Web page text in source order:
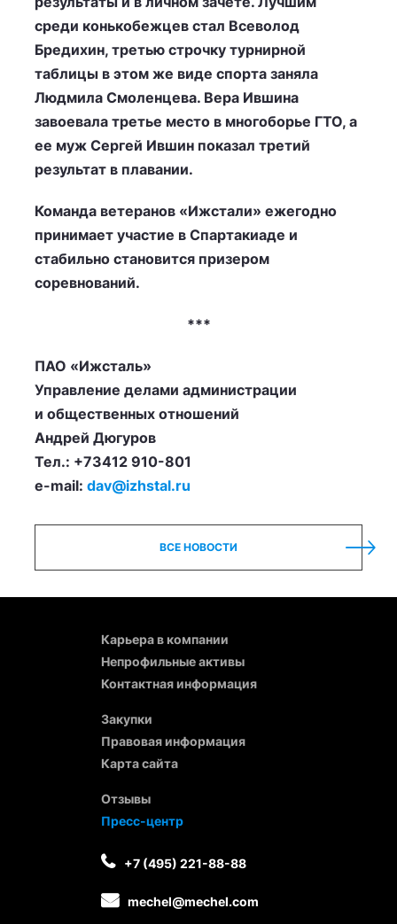
среди конькобежцев стал Всеволод
Бредихин, третью строчку турнирной
таблицы в этом же виде спорта заняла
Людмила Смоленцева. Вера Ившина
завоевала третье место в многоборье ГТО, а
ее муж Сергей Ившин показал третий
результат в плавании.
Команда ветеранов «Ижстали» ежегодно
принимает участие в Спартакиаде и
стабильно становится призером
соревнований.
***
ПАО «Ижсталь»
Управление делами администрации
и общественных отношений
Андрей Дюгуров
Тел.: +73412 910-801
e-mail: dav@izhstal.ru
ВСЕ НОВОСТИ
Карьера в компании
Непрофильные активы
Контактная информация
Закупки
Правовая информация
Карта сайта
Отзывы
Пресс-центр
+7 (495) 221-88-88
mechel@mechel.com